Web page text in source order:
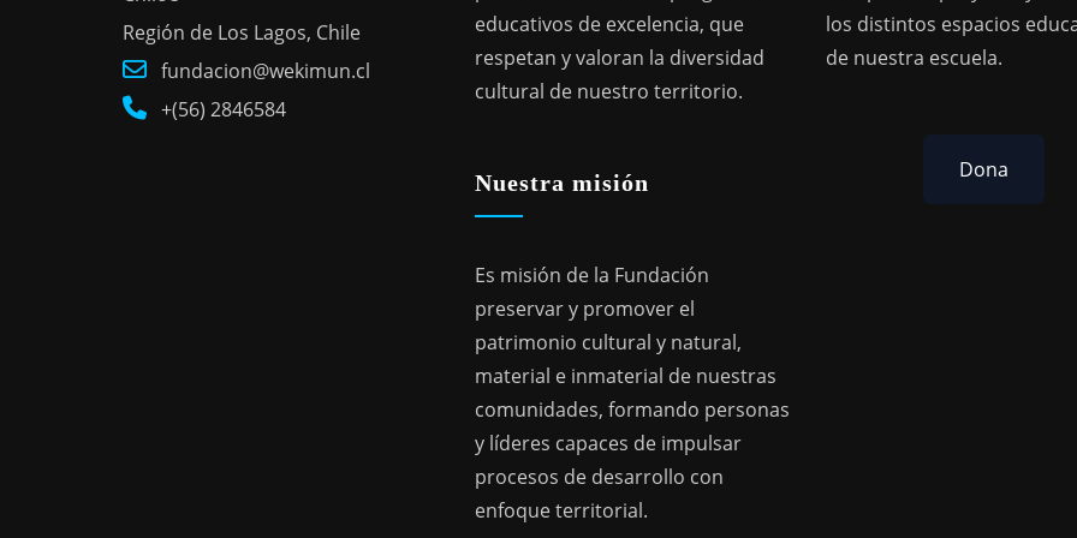
Región de Los Lagos, Chile
fundacion@wekimun.cl
+(56) 2846584
educativos de excelencia, que
respetan y valoran la diversidad
cultural de nuestro territorio.
Nuestra misión
Es misión de la Fundación
preservar y promover el
patrimonio cultural y natural,
material e inmaterial de nuestras
comunidades, formando personas
y líderes capaces de impulsar
procesos de desarrollo con
enfoque territorial.
los distintos espacios
de nuestra escuela.
Dona